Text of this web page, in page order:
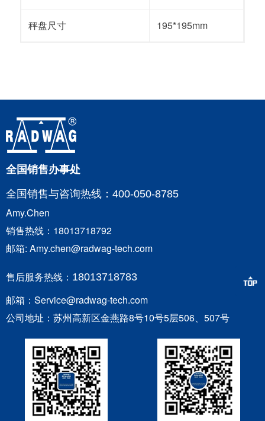
秤盘尺寸 195*195mm
全国销售办事处
全国销售与咨询热线：400-050-8785
Amy.Chen
销售热线：18013718792
邮箱: Amy.chen@radwag-tech.com
售后服务热线： 18013718783
邮箱：Service@radwag-tech.com
公司地址：苏州高新区金燕路8号10号5层506、507号